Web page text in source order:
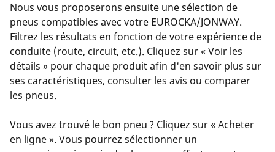
Nous vous proposerons ensuite une sélection de
pneus compatibles avec votre EUROCKA/JONWAY.
Filtrez les résultats en fonction de votre expérience de
conduite (route, circuit, etc.). Cliquez sur « Voir les
détails » pour chaque produit afin d'en savoir plus sur
ses caractéristiques, consulter les avis ou comparer
les pneus.
Vous avez trouvé le bon pneu ? Cliquez sur « Acheter
en ligne ». Vous pourrez sélectionner un